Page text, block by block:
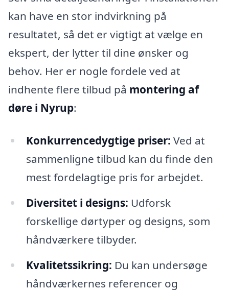
kan have en stor indvirkning på
resultatet, så det er vigtigt at vælge en
ekspert, der lytter til dine ønsker og
behov. Her er nogle fordele ved at
indhente flere tilbud på montering af
døre i Nyrup:
Konkurrencedygtige priser: Ved at
sammenligne tilbud kan du finde den
mest fordelagtige pris for arbejdet.
Diversitet i designs: Udforsk
forskellige dørtyper og designs, som
håndværkere tilbyder.
Kvalitetssikring: Du kan undersøge
håndværkernes referencer og